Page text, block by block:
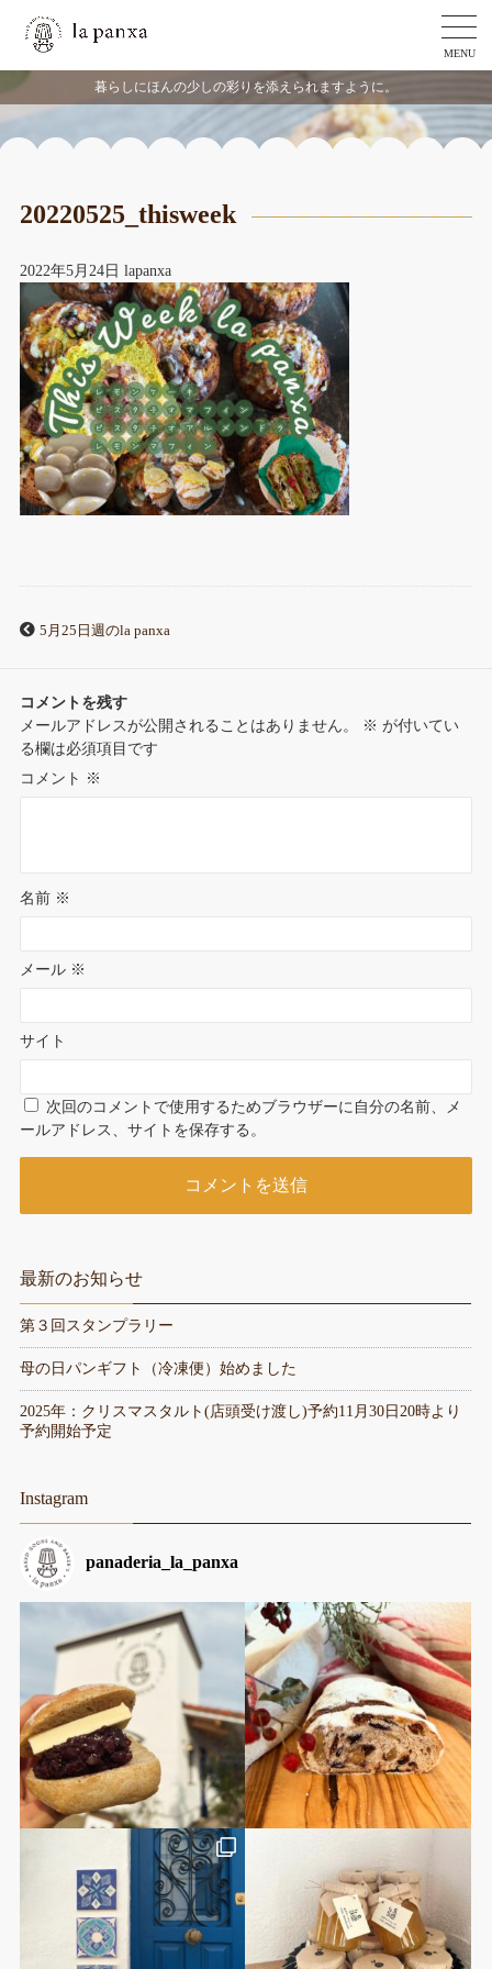
MENU
暮らしにほんの少しの彩りを添えられますように。
20220525_thisweek
2022年5月24日 lapanxa
5月25日週のla panxa
コメントを残す
メールアドレスが公開されることはありません。
※ が付いてい
る欄は必須項目です
コメント ※
名前 ※
メール ※
サイト
次回のコメントで使用するためブラウザーに自分の名前、メ
ールアドレス、サイトを保存する。
最新のお知らせ
第３回スタンプラリー
母の日パンギフト（冷凍便）始めました
2025年：クリスマスタルト(店頭受け渡し)予約11月30日20時より
予約開始予定
Instagram
panaderia_la_panxa